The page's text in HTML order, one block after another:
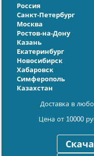
Россия
Санкт-Петербург
Москва
Ростов-на-Дону
Казань
Екатеринбург
Новосибирск
Хабаровск
Симферополь
Казахстан
Доставка в
Цена от 10000